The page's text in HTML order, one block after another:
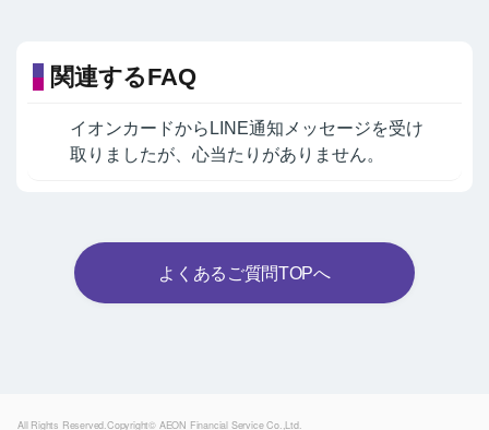
関連するFAQ
イオンカードからLINE通知メッセージを受け
取りましたが、心当たりがありません。
よくあるご質問TOPへ
All Rights Reserved.Copyright© AEON Financial Service Co.,Ltd.Powered by